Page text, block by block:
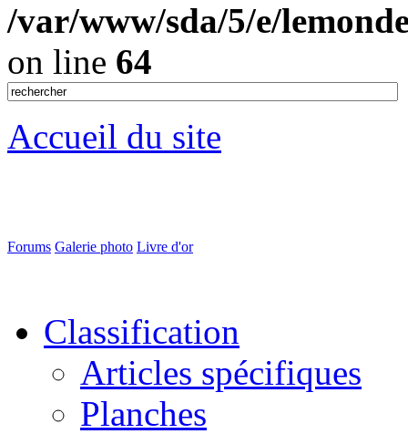
/var/www/sda/5/e/
on line 64
Accueil du site
Forums Galerie photo Livre d'or
Classification
Articles spécifiques
Planches